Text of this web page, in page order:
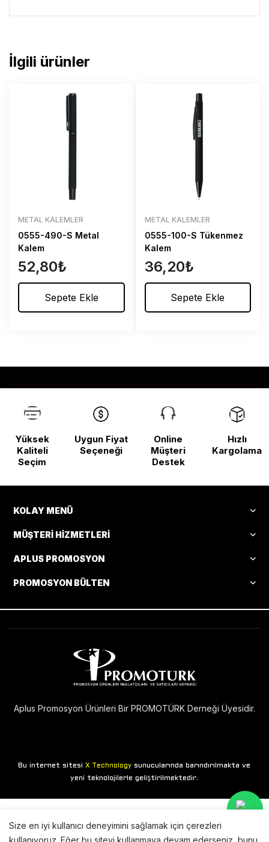
İlgili ürünler
METAL KALEMLER
0555-490-S Metal
Kalem
52,80₺
Sepete Ekle
METAL KALEMLER
0555-100-S Tükenmez
Kalem
36,20₺
Sepete Ekle
Yüksek
Kaliteli
Seçim
Uygun Fiyat
Seçeneği
Online
Müşteri
Destek
Hızlı
Kargolama
KOLAY MENÜ
MÜŞTERI HIZMETLERI
APLUS PROMOSYON
PROMOSYON BÜLTEN
Aplus Promosyon Ürünleri Bir PROMOTÜRK Derneği Üyesidir.
Bu internet sitesiX Technology sunucularında barındırılmakta ve
yeni teknolojilerle geliştirilmektedir.
Size en iyi kullanıcı deneyimini sağlamak için çerezleri
kullanıyoruz. Eğer bu siteyi kullanmaya devam ederseniz, bunu